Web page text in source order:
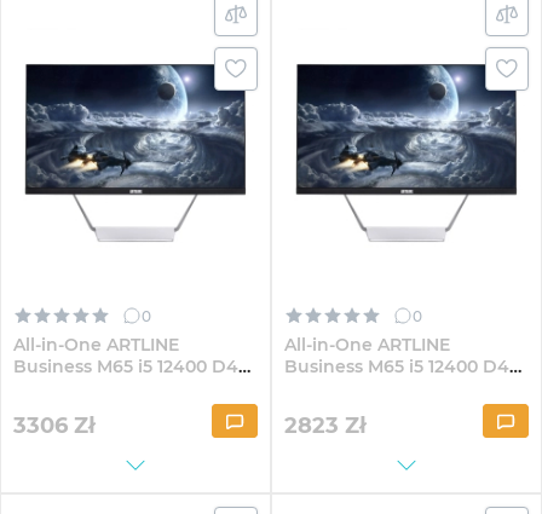
0
All-in-One ARTLINE
Business M65 i5 12400 D4
3306 Zł
0
All-in-One ARTLINE
Business M65 i5 12400 D4
2823 Zł